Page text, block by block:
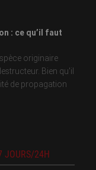
: ce qu’il faut
originaire
Bien qu'il
de propagation
JOURS/24H